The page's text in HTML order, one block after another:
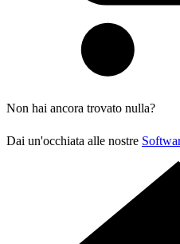
Non hai ancora trovato nulla?
Dai un'occhiata alle nostre